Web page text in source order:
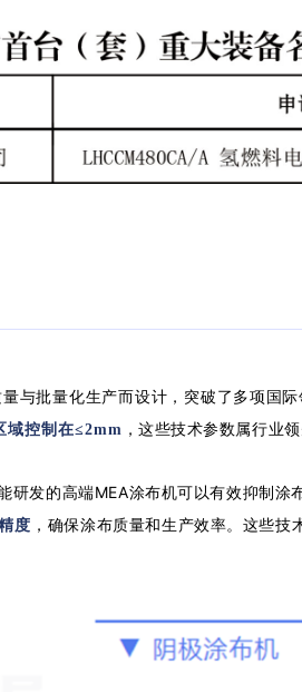
与批量化生产而设计，突破了多项国
域控制在≤2mm ，这些技术参数属行业
发的高端MEA涂布机可以有效抑制
度 ，确保涂布质量和生产效率。这些